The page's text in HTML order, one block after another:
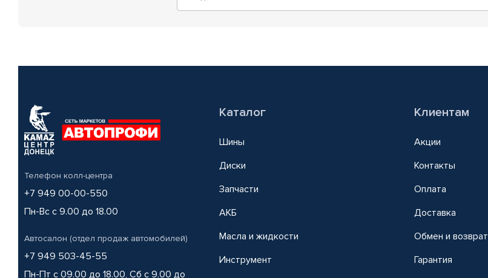
Телефон колл-центра
+7 949 00-00-550
Пн-Вс с 9.00 до 18.00
Автосалон (отдел продаж автомобилей)
+7 949 503-45-55
Пн-Пт с 09.00 до 18.00, Сб с 9.00 до
Каталог
Шины
Диски
Запчасти
АКБ
Масла и жидкости
Инструмент
Клиентам
Акции
Контакты
Оплата
Доставка
Обмен и возврат
Гарантия